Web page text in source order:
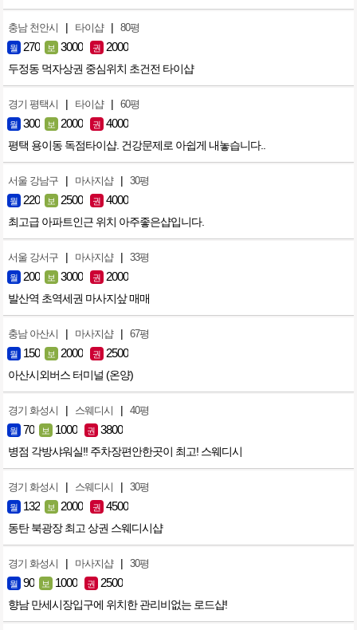
충남 천안시 | 타이샵 | 80평
월 270 보 3000 권 2000
두정동 먹자상권 중심위치 초건전 타이샵
경기 평택시 | 타이샵 | 60평
월 300 보 2000 권 4000
평택 용이동 독점타이샵. 건강문제로 아쉽게 내놓습니다..
서울 강남구 | 마사지샵 | 30평
월 220 보 2500 권 4000
최고급 아파트인근 위치 아주좋은샵입니다.
서울 강서구 | 마사지샵 | 33평
월 200 보 3000 권 2000
발산역 초역세권 마사지샆 매매
충남 아산시 | 마사지샵 | 67평
월 150 보 2000 권 2500
아산시외버스 터미널 (온양)
경기 화성시 | 스웨디시 | 40평
월 70 보 1000 권 3800
병점 각방샤워실!! 주차장편안한곳이 최고! 스웨디시
경기 화성시 | 스웨디시 | 30평
월 132 보 2000 권 4500
동탄 북광장 최고 상권 스웨디시샵
경기 화성시 | 마사지샵 | 30평
월 90 보 1000 권 2500
향남 만세시장입구에 위치한 관리비없는 로드샵!